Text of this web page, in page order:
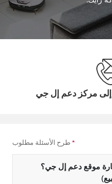
إلى مركز دعم إل جي
* طرح الأسئلة مطلوب
موقع دعم إل جي؟